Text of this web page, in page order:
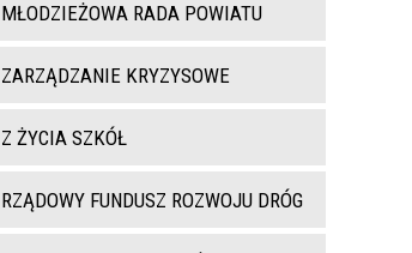
MŁODZIEŻOWA RADA POWIATU
ZARZĄDZANIE KRYZYSOWE
Z ŻYCIA SZKÓŁ
RZĄDOWY FUNDUSZ ROZWOJU DRÓG